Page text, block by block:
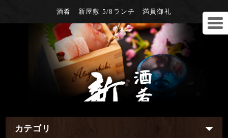
酒肴 新屋敷 5/8ランチ 満員御礼
カテゴリ